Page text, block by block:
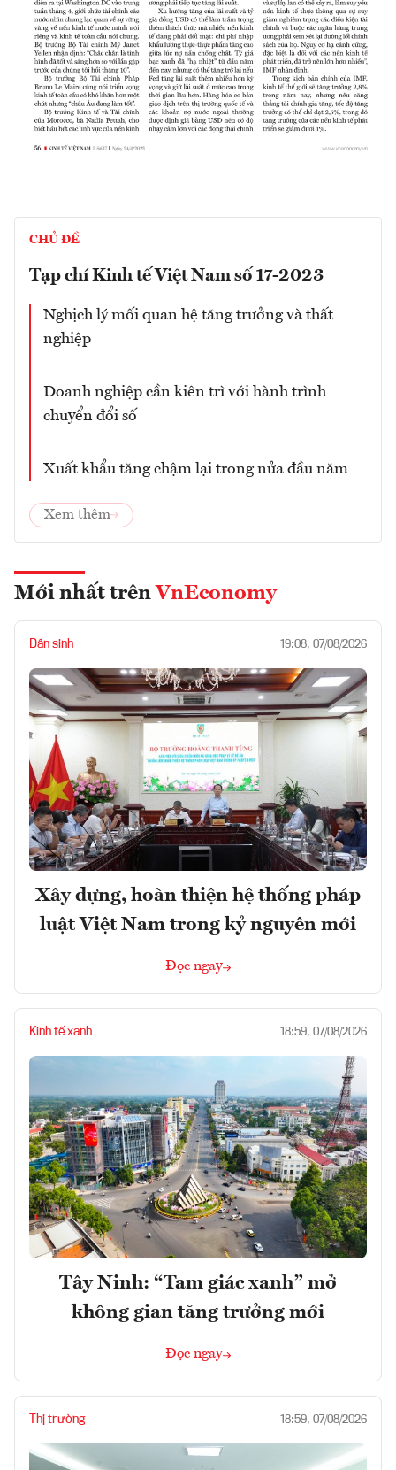
CHỦ ĐỀ
Tạp chí Kinh tế Việt Nam số 17-2023
Nghịch lý mối quan hệ tăng trưởng và thất
nghiệp
Doanh nghiệp cần kiên trì với hành trình
chuyển đổi số
Xuất khẩu tăng chậm lại trong nửa đầu năm
Xem thêm
Mới nhất trên VnEconomy
Dân sinh 19:08, 07/08/2026
Xây dựng, hoàn thiện hệ thống pháp
luật Việt Nam trong kỷ nguyên mới
Đọc ngay
Kinh tế xanh 18:59, 07/08/2026
Tây Ninh: “Tam giác xanh” mở
không gian tăng trưởng mới
Đọc ngay
Thị trường 18:59, 07/08/2026